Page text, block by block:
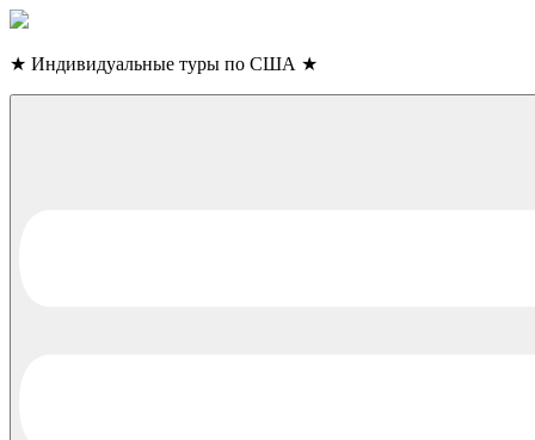
Skip
content
★ Индивидуальные туры по США ★